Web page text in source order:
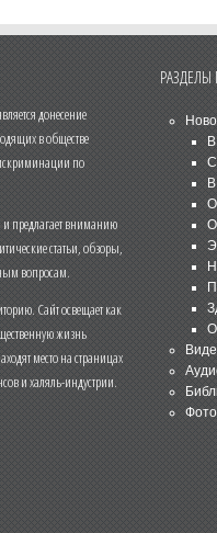
донесение
в обществе
по
и предлагает вниманию
статьи, обзоры,
вопросам.
Сайт освещает как
жизнь
место на страницах
и халяль-индустрии.
РАЗДЕЛЫ